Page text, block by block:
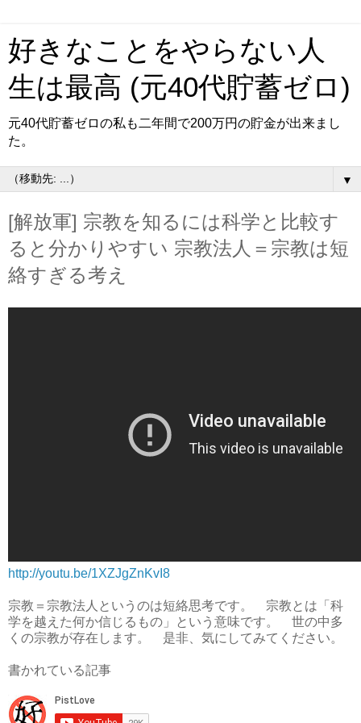
好きなことをやらない人
生は最高 (元40代貯蓄ゼロ)
元40代貯蓄ゼロの私も二年間で200万円の貯金が出来まし
た。
▼
[解放軍] 宗教を知るには科学と比較す
ると分かりやすい 宗教法人＝宗教は短
絡すぎる考え
http://youtu.be/1XZJgZnKvI8
宗教＝宗教法人というのは短絡思考です。 宗教とは「科
学を越えた何か信じるもの」という意味です。 世の中多
くの宗教が存在します。 是非、気にしてみてください。
書かれている記事